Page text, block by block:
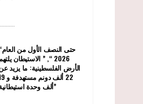
“حتى
2026 “, ” الاستيطان
الأرض الفلسطينية: ما يزيد
22 ألف دونم
ألف وحدة استيطانية”